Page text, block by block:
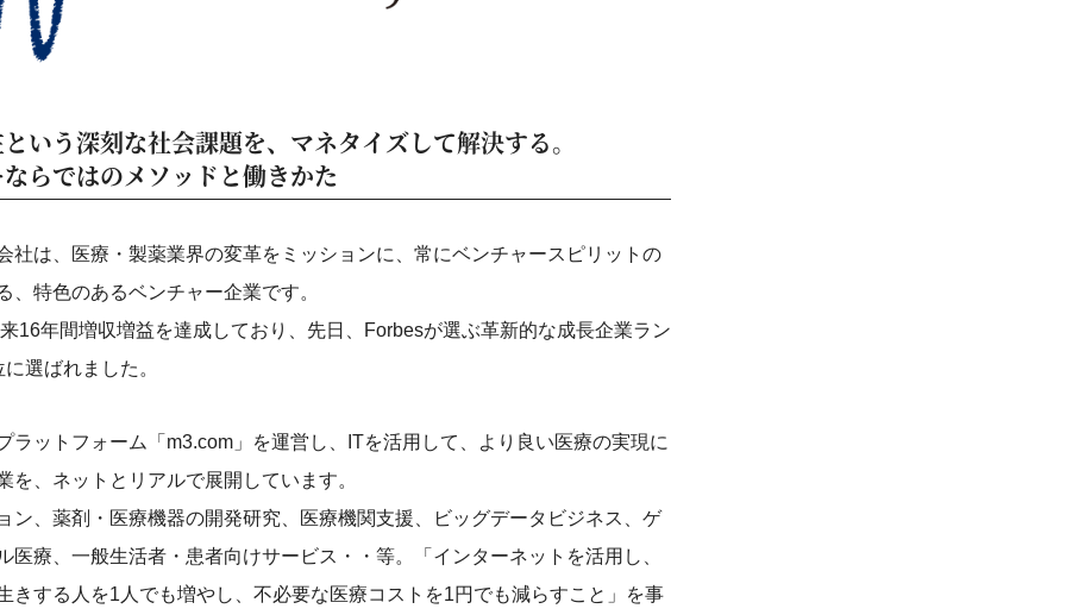
いう深刻な社会課題を、マネタイズして解決する。
らではのメソッドと働きかた
社は、医療・製薬業界の変革をミッションに、常にベンチャースピリットの
、特色のあるベンチャー企業です。
16年間増収増益を達成しており、先日、Forbesが選ぶ革新的な成長企業ラン
選ばれました。
ラットフォーム「m3.com」を運営し、ITを活用して、より良い医療の実現に
を、ネットとリアルで展開しています。
ン、薬剤・医療機器の開発研究、医療機関支援、ビッグデータビジネス、ゲ
医療、一般生活者・患者向けサービス・・等。「インターネットを活用し、
きする人を1人でも増やし、不必要な医療コストを1円でも減らすこと」を事